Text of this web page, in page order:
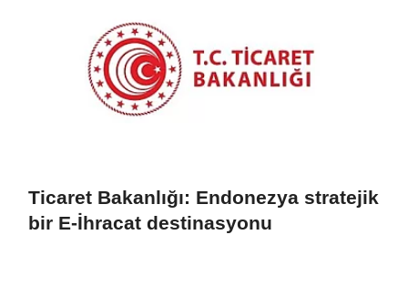
Ticaret Bakanlığı: Endonezya stratejik
bir E-İhracat destinasyonu